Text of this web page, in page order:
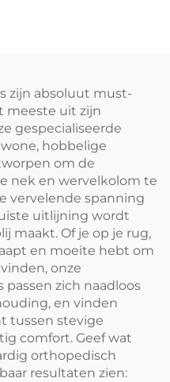
zijn absoluut must-
meeste uit zijn
gespecialiseerde
hobbelige
om de
nek en wervelkolom te
vervelende spanning
uitlijning wordt
maakt. Of je op je rug,
en moeite hebt om
onze
zich naadloos
en vinden
tussen stevige
comfort. Geef wat
orthopedisch
resultaten zien: